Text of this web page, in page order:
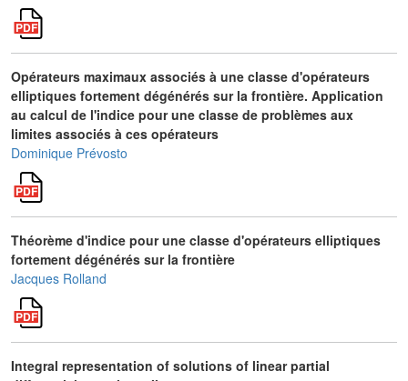
Opérateurs maximaux associés à une classe d'opérateurs
elliptiques fortement dégénérés sur la frontière. Application
au calcul de l'indice pour une classe de problèmes aux
limites associés à ces opérateurs
Dominique Prévosto
Théorème d'indice pour une classe d'opérateurs elliptiques
fortement dégénérés sur la frontière
Jacques Rolland
Integral representation of solutions of linear partial